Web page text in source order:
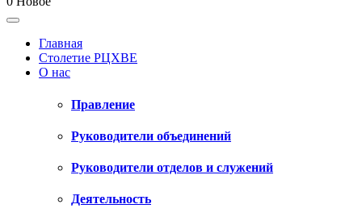
Главная
Столетие РЦХВЕ
О нас
Правление
Руководители объединений
Руководители отделов и служений
Деятельность